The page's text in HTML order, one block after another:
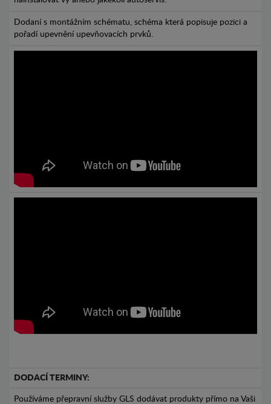
Dodaní s montážním schématu, schéma která popisuje pozici a
pořadí upevnění upevňovacích prvků.
DODACÍ TERMINY:
Používáme přepravní služby GLS dodávat produkty přímo na Vaši